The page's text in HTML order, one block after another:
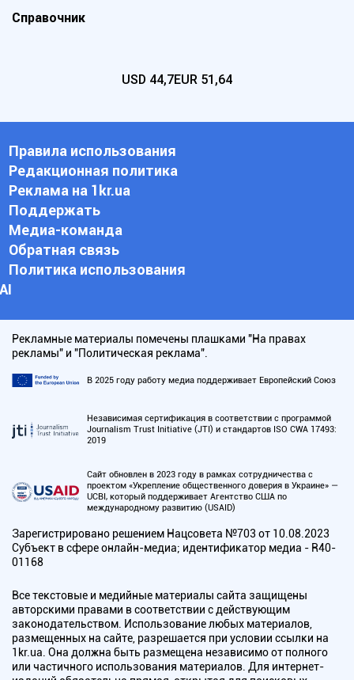
Справочник
USD 44,7EUR 51,64
Правила использования
Редакционная политика
Реклама на 1kr.ua
Поддержать
Медиа-команда
Обратная связь
Политика использования
АI
Рекламные материалы помечены плашками "На правах
рекламы" и "Политическая реклама".
В 2025 году работу медиа поддерживает Европейский Союз
Независимая сертификация в соответствии с программой
Journalism Trust Initiative (JTI) и стандартов ISO CWA 17493:
2019
Сайт обновлен в 2023 году в рамках сотрудничества с
проектом «Укрепление общественного доверия в Украине» —
UCBI, который поддерживает Агентство США по
международному развитию (USAID)
Зарегистрировано решением Нацсовета №703 от 10.08.2023
Субъект в сфере онлайн-медиа; идентификатор медиа - R40-
01168
Все текстовые и медийные материалы сайта защищены
авторскими правами в соответствии с действующим
законодательством. Использование любых материалов,
размещенных на сайте, разрешается при условии ссылки на
1kr.ua. Она должна быть размещена независимо от полного
или частичного использования материалов. Для интернет-